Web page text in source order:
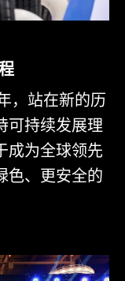
，站在新的历
可持续发展理
成为全球领先
色、更安全的